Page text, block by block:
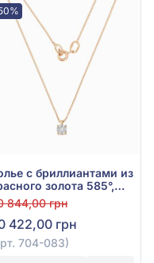
с бриллиантами из
золота 585°,
0,08ct, арт.
083
844,00 грн
422,00 грн
704-083)